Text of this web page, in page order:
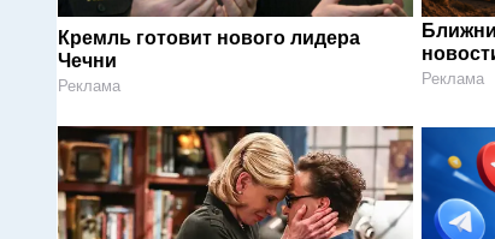
Кремль готовит нового лидера
Чечни
Реклама Реклама